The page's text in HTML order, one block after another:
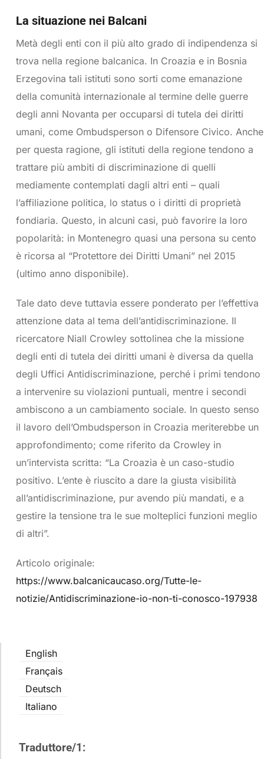
La situazione nei Balcani
Metà degli enti con il più alto grado di indipendenza si
trova nella regione balcanica. In Croazia e in Bosnia
Erzegovina tali istituti sono sorti come emanazione
della comunità internazionale al termine delle guerre
degli anni Novanta per occuparsi di tutela dei diritti
umani, come Ombudsperson o Difensore Civico. Anche
per questa ragione, gli istituti della regione tendono a
trattare più ambiti di discriminazione di quelli
mediamente contemplati dagli altri enti – quali
l’affiliazione politica, lo status o i diritti di proprietà
fondiaria. Questo, in alcuni casi, può favorire la loro
popolarità: in Montenegro quasi una persona su cento
è ricorsa al “Protettore dei Diritti Umani” nel 2015
(ultimo anno disponibile).
Tale dato deve tuttavia essere ponderato per l’effettiva
attenzione data al tema dell’antidiscriminazione. Il
ricercatore Niall Crowley sottolinea che la missione
degli enti di tutela dei diritti umani è diversa da quella
degli Uffici Antidiscriminazione, perché i primi tendono
a intervenire su violazioni puntuali, mentre i secondi
ambiscono a un cambiamento sociale. In questo senso
il lavoro dell’Ombudsperson in Croazia meriterebbe un
approfondimento; come riferito da Crowley in
un’intervista scritta: “La Croazia è un caso-studio
positivo. L’ente è riuscito a dare la giusta visibilità
all’antidiscriminazione, pur avendo più mandati, e a
gestire la tensione tra le sue molteplici funzioni meglio
di altri”.
Articolo originale:
https://www.balcanicaucaso.org/Tutte-le-
notizie/Antidiscriminazione-io-non-ti-conosco-197938
English
Français
Deutsch
Italiano
Traduttore/1: